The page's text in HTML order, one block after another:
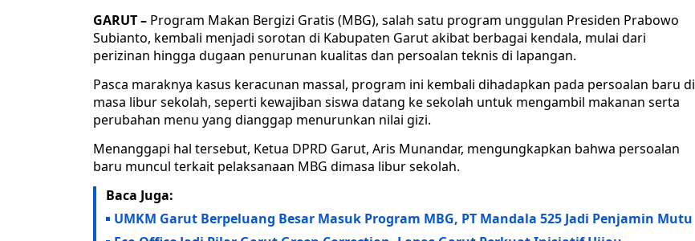
GARUT – Program Makan Bergizi Gratis (MBG), salah satu program unggulan Presiden Prabowo
Subianto, kembali menjadi sorotan di Kabupaten Garut akibat berbagai kendala, mulai dari
perizinan hingga dugaan penurunan kualitas dan persoalan teknis di lapangan.
Pasca maraknya kasus keracunan massal, program ini kembali dihadapkan pada persoalan baru di
masa libur sekolah, seperti kewajiban siswa datang ke sekolah untuk mengambil makanan serta
perubahan menu yang dianggap menurunkan nilai gizi.
Menanggapi hal tersebut, Ketua DPRD Garut, Aris Munandar, mengungkapkan bahwa persoalan
baru muncul terkait pelaksanaan MBG dimasa libur sekolah.
Baca Juga:
UMKM Garut Berpeluang Besar Masuk Program MBG, PT Mandala 525 Jadi Penjamin Mutu